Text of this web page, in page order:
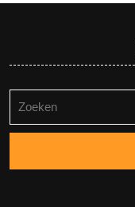
naar: